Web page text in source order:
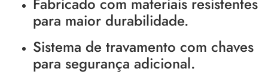
para maior durabilidade.
Sistema de travamento com chaves
para segurança adicional.